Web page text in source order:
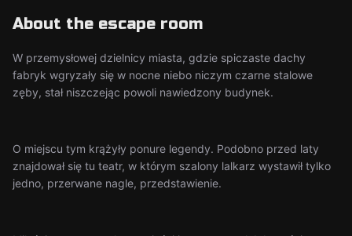
About the escape room
W przemysłowej dzielnicy miasta, gdzie spiczaste dachy
fabryk wgryzały się w nocne niebo niczym czarne stalowe
zęby, stał niszczejąc powoli nawiedzony budynek.
O miejscu tym krążyły ponure legendy. Podobno przed laty
znajdował się tu teatr, w którym szalony lalkarz wystawił tylko
jedno, przerwane nagle, przedstawienie.